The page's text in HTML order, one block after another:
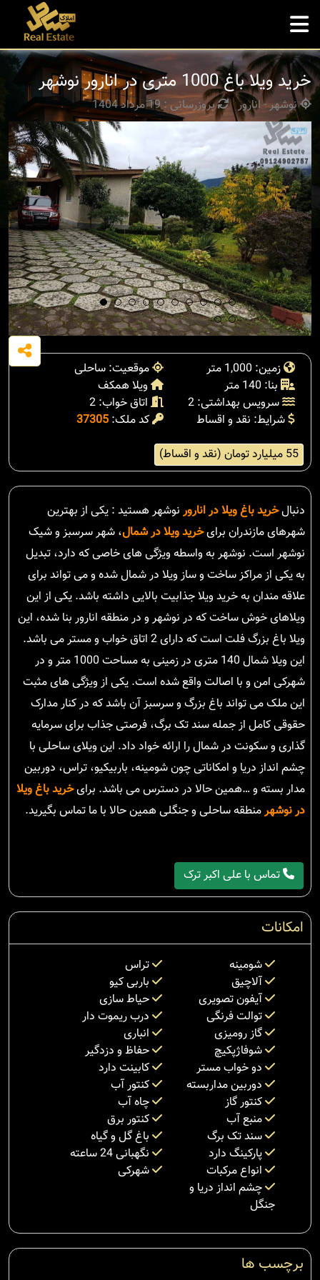
خرید ویلا باغ 1000 متری در انارور نوشهر
نوشهر - انارور بروزرسانی : 19 مرداد 1404
زمین: 1,000 متر
موقعیت: ساحلی
بنا: 140 متر
ویلا همکف
سرویس بهداشتی: 2
اتاق خواب: 2
شرایط: نقد و اقساط
کد ملک: 37305
55 میلیارد تومان (نقد و اقساط)
دنبالخرید باغ ویلا در انارور نوشهر هستید : یکی از بهترین
شهرهای مازندران برایخرید ویلا در شمال، شهر سرسبز و شیک
نوشهر است. نوشهر به واسطه ویژگی های خاصی که دارد، تبدیل
به یکی از مراکز ساخت و ساز ویلا در شمال شده و می تواند برای
علاقه مندان به خرید ویلا جذابیت بالایی داشته باشد. یکی از این
ویلاهای خوش ساخت که در نوشهر و در منطقه انارور بنا شده، این
ویلا باغ بزرگ فلت است که دارای 2 اتاق خواب و مستر می باشد.
این ویلا شمال 140 متری در زمینی به مساحت 1000 متر و در
شهرکی امن و با اصالت واقع شده است. یکی از ویژگی های مثبت
این ملک می تواند باغ بزرگ و سرسبز آن باشد که در کنار مدارک
حقوقی کامل از جمله سند تک برگ، فرصتی جذاب برای سرمایه
گذاری و سکونت در شمال را ارائه خواد داد. این ویلای ساحلی با
چشم انداز دریا و امکاناتی چون شومینه، باربیکیو، تراس، دوربین
مدار بسته و …همین حالا در دسترس می باشد. برایخرید باغ ویلا
در نوشهرمنطقه ساحلی و جنگلی همین حالا با ما تماس بگیرید.
تماس با علی اکبر ترک
امکانات
شومینه
تراس
آلاچیق
باربی کیو
آیفون تصویری
حیاط سازی
توالت فرنگی
درب ریموت دار
گاز رومیزی
انباری
شوفاژپکیچ
حفاظ و دزدگیر
دو خواب مستر
کابینت دارد
دوربین مداربسته
کنتور آب
کنتور گاز
چاه آب
منبع آب
کنتور برق
سند تک برگ
باغ گل و گیاه
پارکینگ دارد
نگهبانی 24 ساعته
انواع مرکبات
شهرکی
چشم انداز دریا و
جنگل
برچسب ها